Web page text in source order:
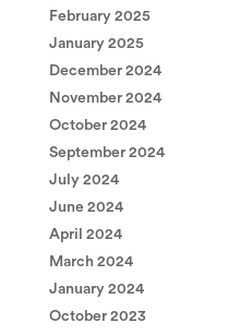
February 2025
January 2025
December 2024
November 2024
October 2024
September 2024
July 2024
June 2024
April 2024
March 2024
January 2024
October 2023